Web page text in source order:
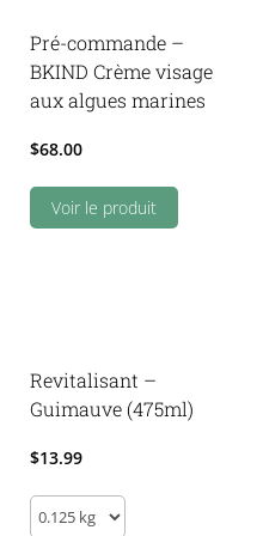
Pré-commande –
BKIND Crème visage
aux algues marines
$68.00
Voir le produit
Revitalisant –
Guimauve (475ml)
$13.99
Revitalisant